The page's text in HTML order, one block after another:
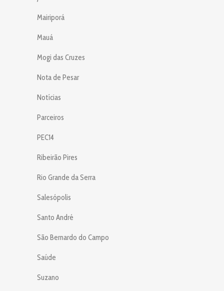
Mairiporá
Mauá
Mogi das Cruzes
Nota de Pesar
Notícias
Parceiros
PEC14
Ribeirão Pires
Rio Grande da Serra
Salesópolis
Santo André
São Bernardo do Campo
Saúde
Suzano